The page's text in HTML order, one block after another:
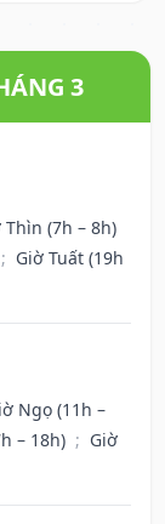
3
Thìn (7h – 8h)
; Giờ Tuất (19h
Ngọ (11h –
– 18h) ; Giờ